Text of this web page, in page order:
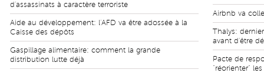
d'assassinats à caractère terroriste
Aide au développement: l'AFD va être adossée à la
Caisse des dépôts
Gaspillage alimentaire: comment la grande
distribution lutte déjà
Airbnb va
Thalys:
avant d'être
Pacte de
"réorienter"